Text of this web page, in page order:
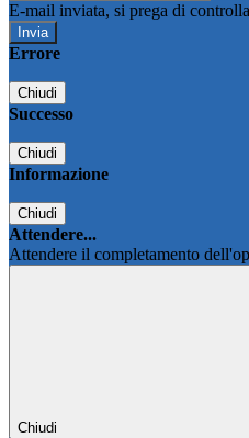
E-mail inviata, si prega di
Errore
Chiudi
Successo
Chiudi
Informazione
Chiudi
Attendere...
Attendere il completamento
Chiudi